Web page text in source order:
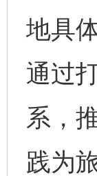
地具
通过
系，
践为